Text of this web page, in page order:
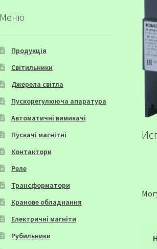
Меню
Продукція
Світильники
Джерела світла
Пускорегулююча апаратура
Автоматичні вимикачі
Пускачі магнітні
Контактори
Реле
Трансформатори
Кранове обладнання
Електричні магніти
Рубильники